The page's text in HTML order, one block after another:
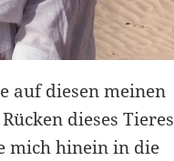
auf diesen meinen
dieses Tieres
mich hinein in die